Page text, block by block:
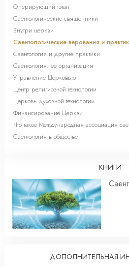
Оперирующий тэтан
Саентологические священники
Внутри церкви
Саентологические верования и
Саентология и другие практики
Саентология: её организация
Управление Церковью
Центр религиозной технологии
Церковь духовной технологии
Финансирование Церкви
Что такое Международная ассоциация
Саентология в обществе
КНИГИ
ДОПОЛНИТЕЛЬНАЯ